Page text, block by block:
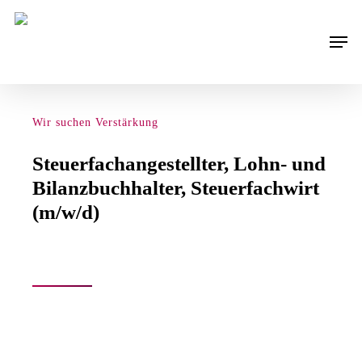
Wir suchen Verstärkung
Steuerfachangestellter, Lohn- und
Bilanzbuchhalter, Steuerfachwirt
(m/w/d)